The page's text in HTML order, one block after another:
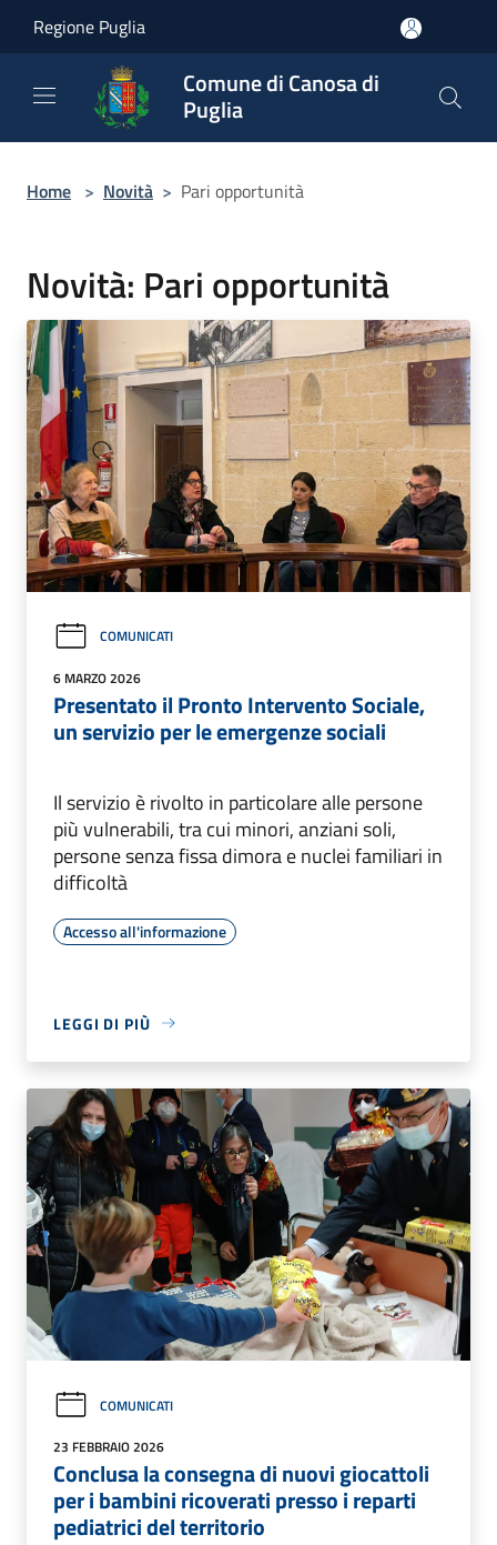
Regione Puglia
Comune di Canosa di
Puglia
Home > Novità > Pari opportunità
Novità: Pari opportunità
COMUNICATI
6 MARZO 2026
Presentato il Pronto Intervento Sociale,
un servizio per le emergenze sociali
Il servizio è rivolto in particolare alle persone
più vulnerabili, tra cui minori, anziani soli,
persone senza fissa dimora e nuclei familiari in
difficoltà
Accesso all'informazione
LEGGI DI PIÙ
COMUNICATI
23 FEBBRAIO 2026
Conclusa la consegna di nuovi giocattoli
per i bambini ricoverati presso i reparti
pediatrici del territorio